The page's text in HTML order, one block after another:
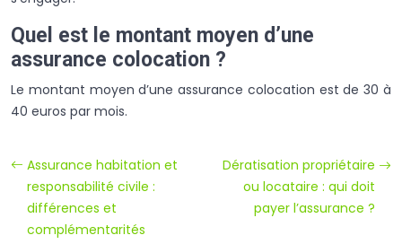
Quel est le montant moyen d’une
assurance colocation ?
Le montant moyen d’une assurance colocation est de 30 à
40 euros par mois.
Assurance habitation et
responsabilité civile :
différences et
complémentarités
Dératisation propriétaire
ou locataire : qui doit
payer l’assurance ?